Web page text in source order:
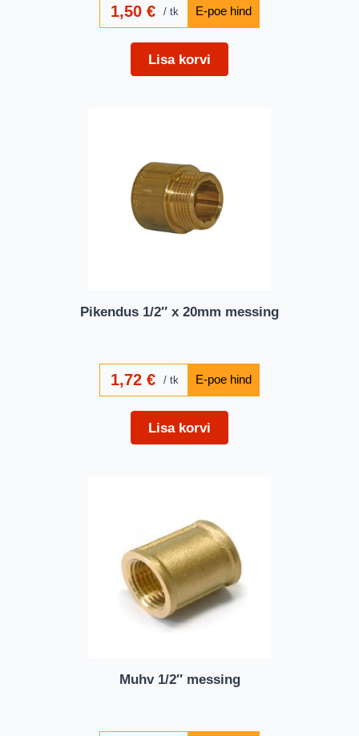
1,50€ tk
Lisa korvi
Pikendus 1/2″ x 20mm messing
1,72€ tk
Lisa korvi
Muhv 1/2″ messing